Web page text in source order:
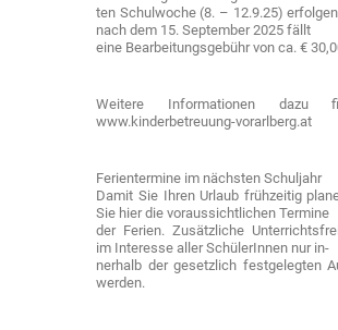
ten Schulwoche (8. – 12.9.25)
nach dem 15. September 2025 fällt
eine Bearbeitungsgebühr von ca. €
Weitere Informationen
www.kinderbetreuung-vorarlberg.at
Ferientermine im nächsten Schuljahr
Damit Sie Ihren Urlaub frühzeitig
Sie hier die voraussichtlichen Termine
der Ferien. Zusätzliche
im Interesse aller SchülerInnen nur in-
nerhalb der gesetzlich festgelegten
werden.